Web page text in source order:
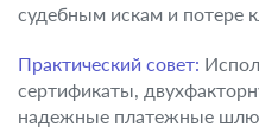
судебным искам и потере
Практический совет:
сертификаты,
надежные платежные